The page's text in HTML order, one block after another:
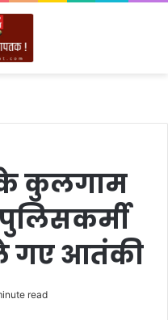
के कुलगाम
गए आतंकी
read